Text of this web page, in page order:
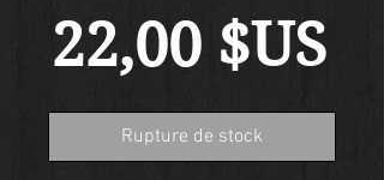
22,00 $US
Rupture de stock